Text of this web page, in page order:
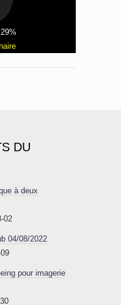
DU
à deux
02
04/08/2022
pour imagerie